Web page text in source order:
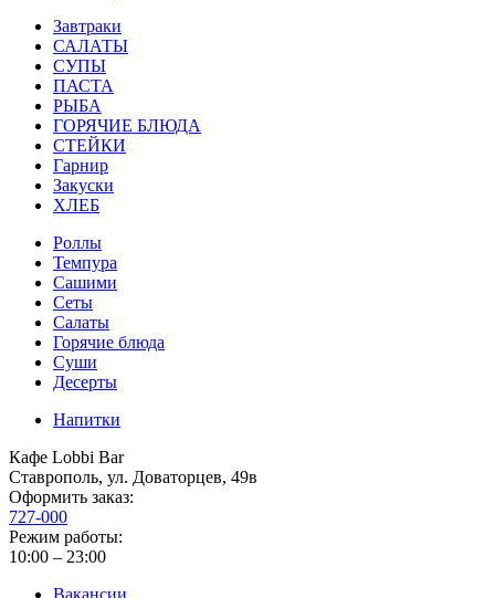
Завтраки
САЛАТЫ
СУПЫ
ПАСТА
РЫБА
ГОРЯЧИЕ БЛЮДА
СТЕЙКИ
Гарнир
Закуски
ХЛЕБ
Роллы
Темпура
Сашими
Сеты
Салаты
Горячие блюда
Суши
Десерты
Напитки
Кафе Lobbi Bar
Ставрополь, ул. Доваторцев, 49в
Оформить заказ:
727-000
Режим работы:
10:00 – 23:00